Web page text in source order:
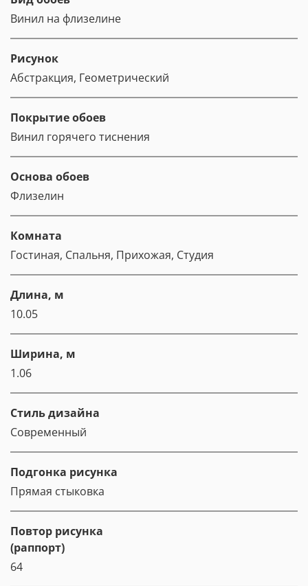
Винил на флизелине
Рисунок
Абстракция, Геометрический
Покрытие обоев
Винил горячего тиснения
Основа обоев
Флизелин
Комната
Гостиная, Спальня, Прихожая, Студия
Длина, м
10.05
Ширина, м
1.06
Стиль дизайна
Современный
Подгонка рисунка
Прямая стыковка
Повтор рисунка
(раппорт)
64